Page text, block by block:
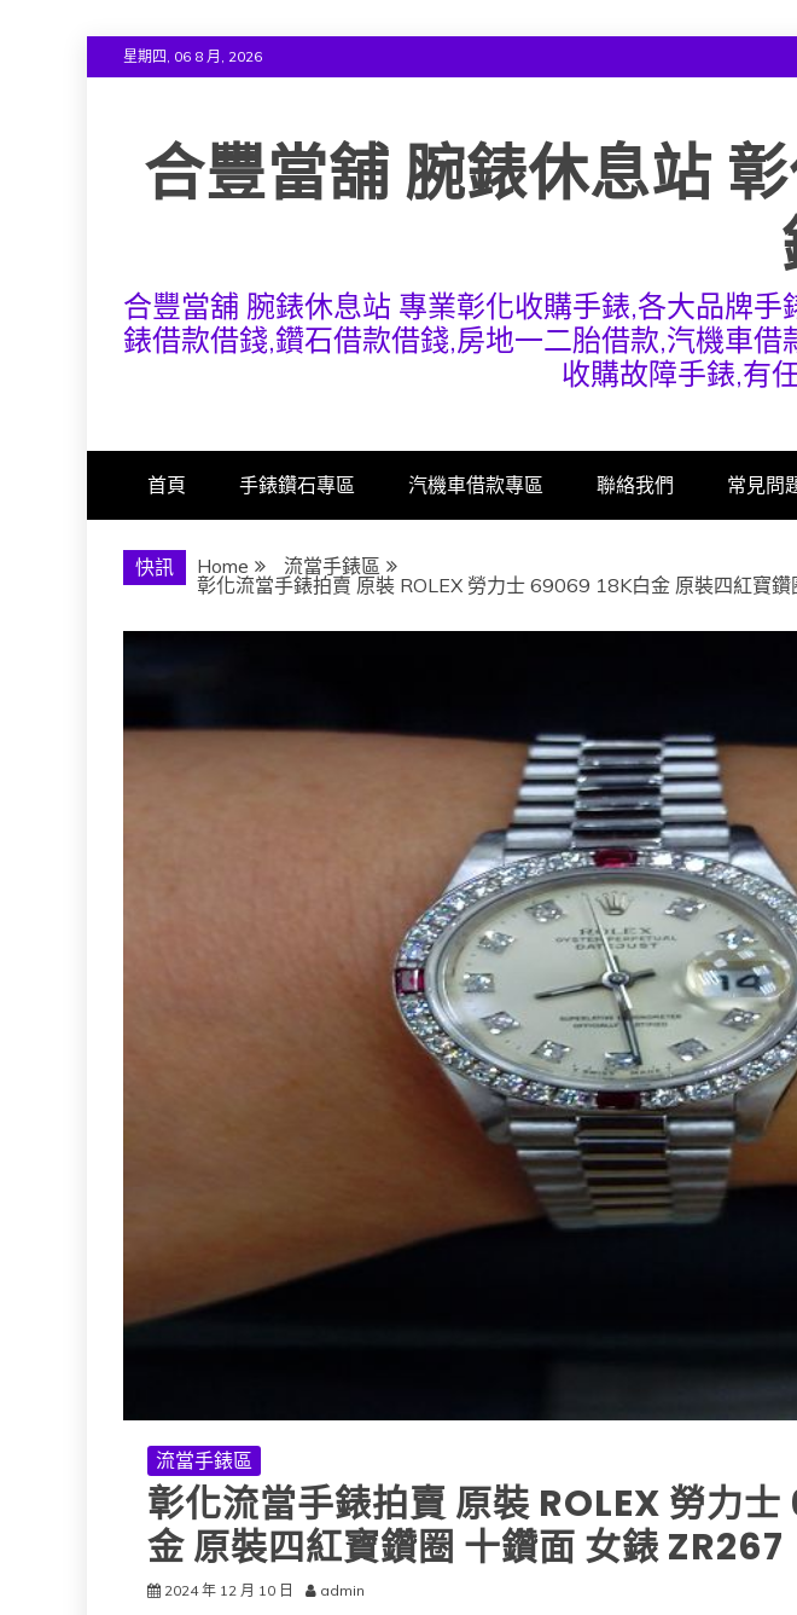
to
星期四, 06 8 月, 2026
合豐當舖 腕錶休息站
合豐當舖 腕錶休息站 專業彰化收購手錶,各大品牌
錶借款借錢,鑽石借款借錢,房地一二胎借款,汽機車
收購故障手錶,有
首頁 手錶鑽石專區 汽機車借款專區 聯絡我們 常見問
快訊 Home
流當手錶區
彰化流當手錶拍賣 原裝 ROLEX 勞力士 69069 18K白金 原裝四紅寶
流當手錶區
彰化流當手錶拍賣 原裝 ROLEX 勞力
金 原裝四紅寶鑽圈 十鑽面 女錶 ZR267
2024 年 12 月 10 日 admin